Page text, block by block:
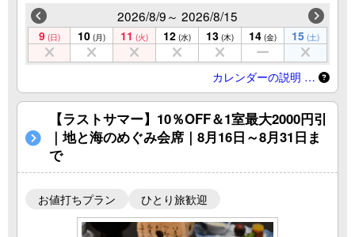
2026/8/9～ 2026/8/15
9 (日) 10 (月) 11 (火) 12 (水) 13 (木) 14 (金) 15 (土)
カレンダーの説明 …
【ラストサマー】10％OFF＆1室最大2000円引
｜地と海のめぐみ会席｜8月16日～8月31日ま
で
お値打ちプラン ひとり旅歓迎